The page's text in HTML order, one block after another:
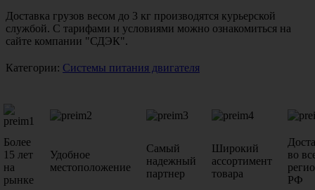
Доставка грузов весом до 3 кг производятся курьерской
службой. С тарифами и условиями можно ознакомиться на
сайте компании "СДЭК".
Категории: Системы питания двигателя
Более
15 лет
на
рынке
Удобное
местоположение
Самый
надежный
партнер
Широкий
ассортимент
товара
во
РФ